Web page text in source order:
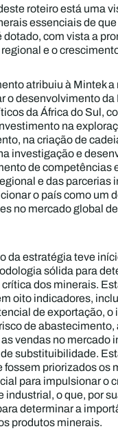
roteiro está uma
essenciais de
com vista a
e o
atribuiu à Mintek
o desenvolvimento
da África do Sul,
na
na criação de
investigação e
de competências
e das parcerias
o país como um
no mercado global
da estratégia teve
sólida para
dos minerais.
oito indicadores,
de exportação, o
de abastecimento,
vendas no mercado
substituibilidade.
fossem priorizados os
para impulsionar o
industrial, o que, por
determinar a
produtos minerais.